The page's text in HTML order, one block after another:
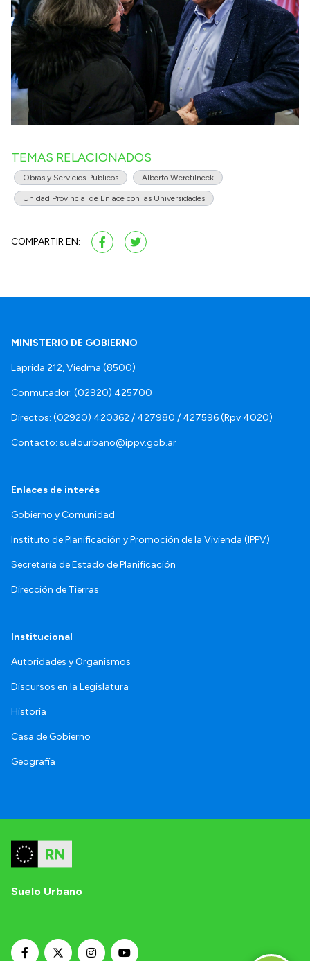
TEMAS RELACIONADOS
Obras y Servicios Públicos Alberto Weretilneck
Unidad Provincial de Enlace con las Universidades
COMPARTIR EN:
MINISTERIO DE GOBIERNO
Laprida 212, Viedma (8500)
Conmutador: (02920) 425700
Directos: (02920) 420362 / 427980 / 427596 (Rpv 4020)
Contacto: suelourbano@ippv.gob.ar
Enlaces de interés
Gobierno y Comunidad
Instituto de Planificación y Promoción de la Vivienda (IPPV)
Secretaría de Estado de Planificación
Dirección de Tierras
Institucional
Autoridades y Organismos
Discursos en la Legislatura
Historia
Casa de Gobierno
Geografía
Suelo Urbano